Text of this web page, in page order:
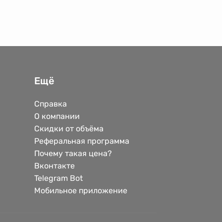
Ещё
Справка
О компании
Скидки от объёма
Реферальная программа
Почему такая цена?
Вконтакте
Telegram Bot
Мобильное приложение